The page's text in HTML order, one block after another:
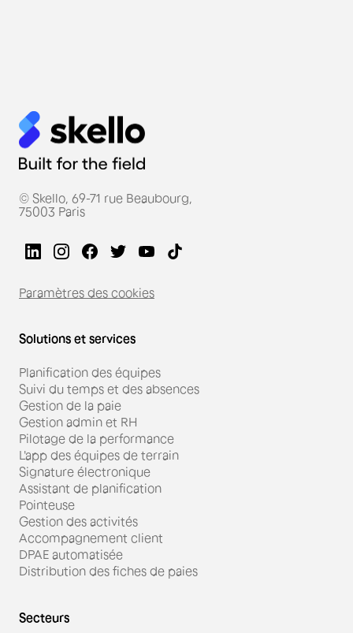
© Skello, 69-71 rue Beaubourg,
75003 Paris
Paramètres des cookies
Solutions et services
Planification des équipes
Suivi du temps et des absences
Gestion de la paie
Gestion admin et RH
Pilotage de la performance
L'app des équipes de terrain
Signature électronique
Assistant de planification
Pointeuse
Gestion des activités
Accompagnement client
DPAE automatisée
Distribution des fiches de paies
Secteurs